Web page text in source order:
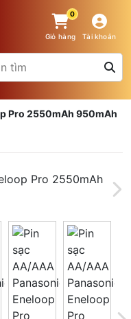
0
Giỏ hàng Tài khoản
Pro 2550mAh 950mAh
x0 đ